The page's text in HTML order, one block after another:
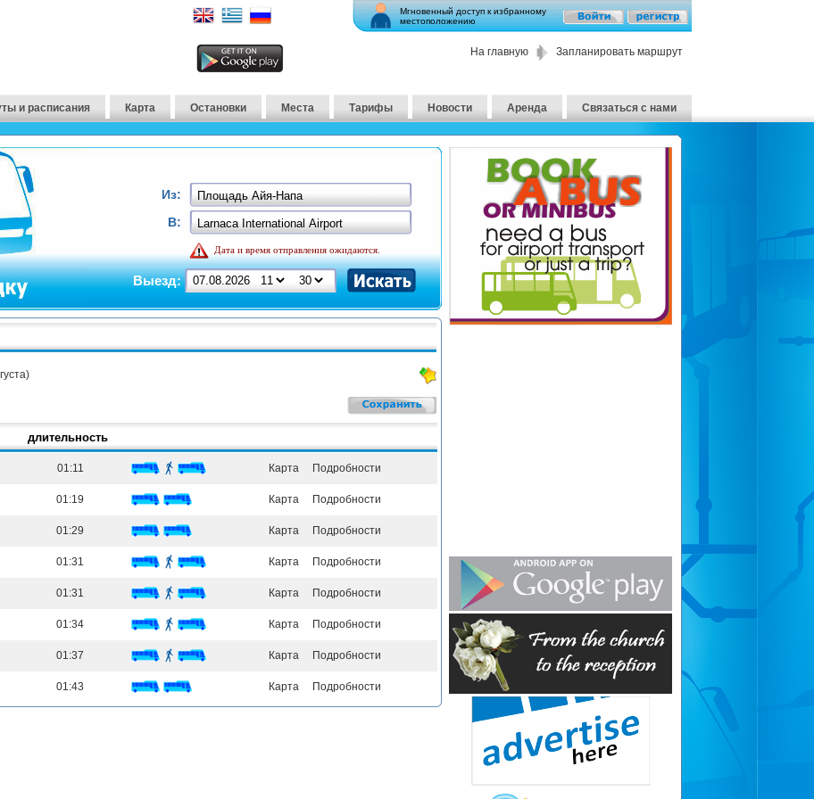
Мгновенный доступ к избранному
местоположению
На главную Запланировать маршрут
и расписания Карта Остановки Места Тарифы Новости Аренда Связаться с нами
Из:
В:
Дата и время отправления ожидаются.
Выезд:
длительность
01:11 Карта Подробности
01:19 Карта Подробности
01:29 Карта Подробности
01:31 Карта Подробности
01:31 Карта Подробности
01:34 Карта Подробности
01:37 Карта Подробности
01:43 Карта Подробности